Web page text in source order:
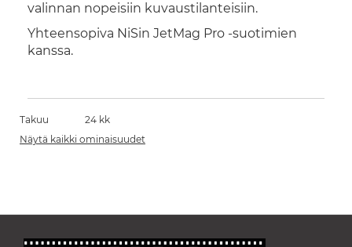
valinnan nopeisiin kuvaustilanteisiin.
Yhteensopiva NiSin JetMag Pro -suotimien
kanssa.
Takuu
24 kk
Näytä kaikki ominaisuudet